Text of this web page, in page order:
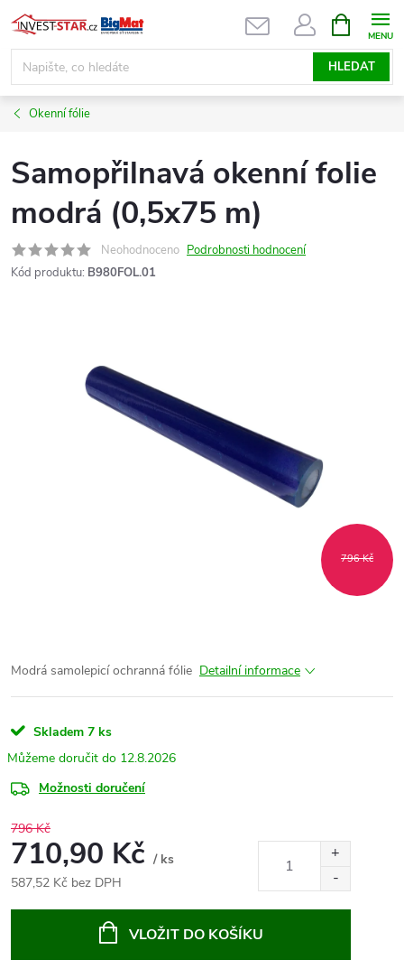
Přejít
na
obsah
HLEDAT
NÁKUPNÍ
KOŠÍK
Okenní fólie
Samopřilnavá okenní folie
modrá (0,5x75 m)
Neohodnoceno Podrobnosti hodnocení
Kód produktu: B980FOL.01
796 Kč
Modrá samolepicí ochranná fólie Detailní informace
Skladem 7 ks
12.8.2026
Možnosti doručení
796 Kč
710,90 Kč / ks
587,52 Kč bez DPH
VLOŽIT DO KOŠÍKU